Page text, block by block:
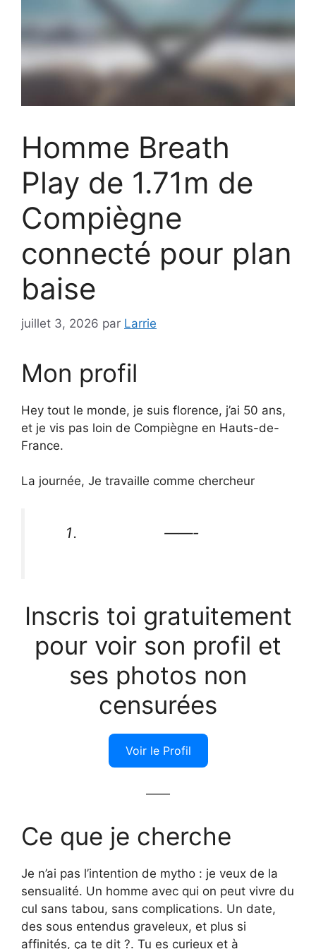
Homme Breath
Play de 1.71m de
Compiègne
connecté pour plan
baise
juillet 3, 2026 par Larrie
Mon profil
Hey tout le monde, je suis florence, j’ai 50 ans,
et je vis pas loin de Compiègne en Hauts-de-
France.
La journée, Je travaille comme chercheur
——-
Inscris toi gratuitement
pour voir son profil et
ses photos non
censurées
Voir le Profil
——
Ce que je cherche
Je n’ai pas l’intention de mytho : je veux de la
sensualité. Un homme avec qui on peut vivre du
cul sans tabou, sans complications. Un date,
des sous entendus graveleux, et plus si
affinités, ça te dit ?. Tu es curieux et à